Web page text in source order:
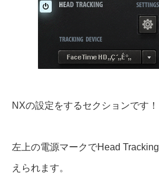
NXの設定をするセクションです！
左上の電源マークでHead
えられます。